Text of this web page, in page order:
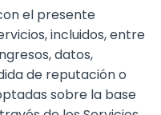
el presente
incluidos, entre
datos,
de reputación o
sobre la base